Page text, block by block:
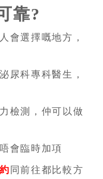
靠?
會選擇嘅地方，
尿科專科醫生，
檢測，仲可以做
會臨時加項
同前往都比較方